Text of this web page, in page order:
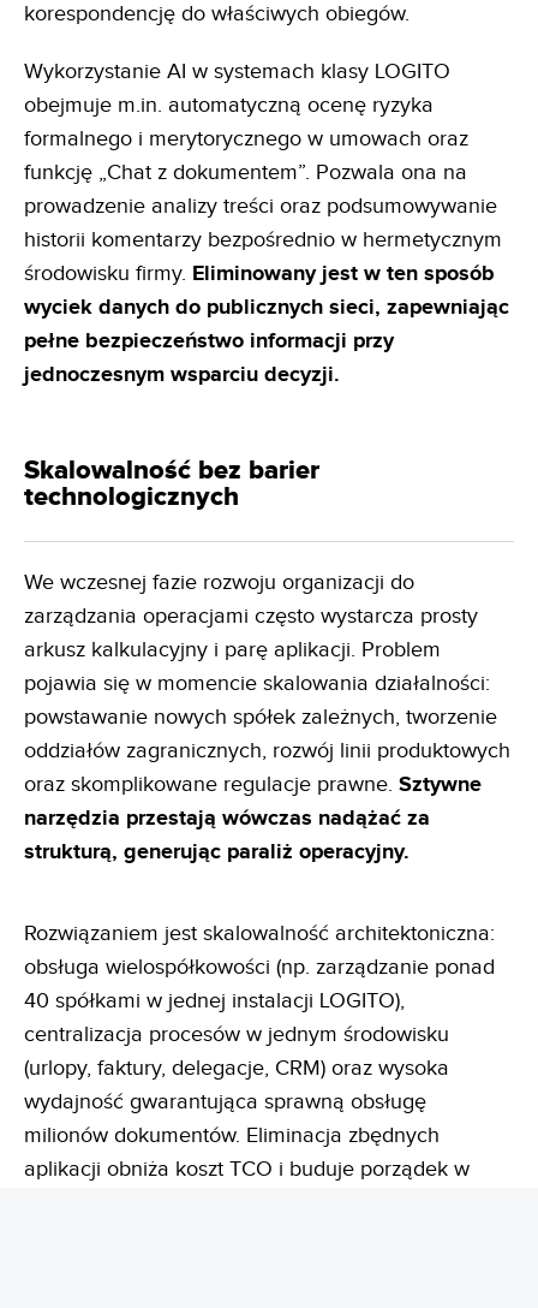
korespondencję do właściwych obiegów.
Wykorzystanie AI w systemach klasy LOGITO
obejmuje m.in. automatyczną ocenę ryzyka
formalnego i merytorycznego w umowach oraz
funkcję „Chat z dokumentem”. Pozwala ona na
prowadzenie analizy treści oraz podsumowywanie
historii komentarzy bezpośrednio w hermetycznym
środowisku firmy. Eliminowany jest w ten sposób
wyciek danych do publicznych sieci, zapewniając
pełne bezpieczeństwo informacji przy
jednoczesnym wsparciu decyzji.
Skalowalność bez barier
technologicznych
We wczesnej fazie rozwoju organizacji do
zarządzania operacjami często wystarcza prosty
arkusz kalkulacyjny i parę aplikacji. Problem
pojawia się w momencie skalowania działalności:
powstawanie nowych spółek zależnych, tworzenie
oddziałów zagranicznych, rozwój linii produktowych
oraz skomplikowane regulacje prawne. Sztywne
narzędzia przestają wówczas nadążać za
strukturą, generując paraliż operacyjny.
Rozwiązaniem jest skalowalność architektoniczna:
obsługa wielospółkowości (np. zarządzanie ponad
40 spółkami w jednej instalacji LOGITO),
centralizacja procesów w jednym środowisku
(urlopy, faktury, delegacje, CRM) oraz wysoka
wydajność gwarantująca sprawną obsługę
milionów dokumentów. Eliminacja zbędnych
aplikacji obniża koszt TCO i buduje porządek w